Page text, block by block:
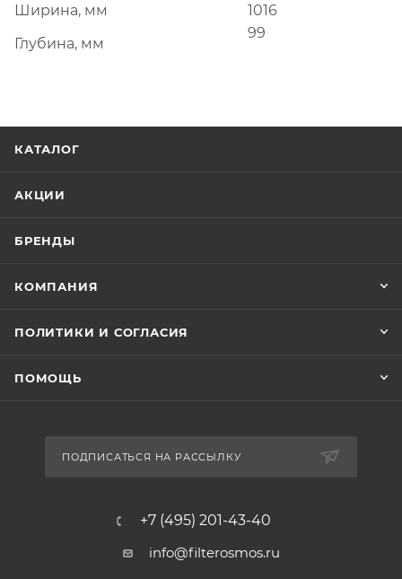
Ширина, мм
1016
Глубина, мм
99
КАТАЛОГ
АКЦИИ
БРЕНДЫ
КОМПАНИЯ
ПОЛИТИКИ И СОГЛАСИЯ
ПОМОЩЬ
ПОДПИСАТЬСЯ НА РАССЫЛКУ
+7 (495) 201-43-40
info@filterosmos.ru